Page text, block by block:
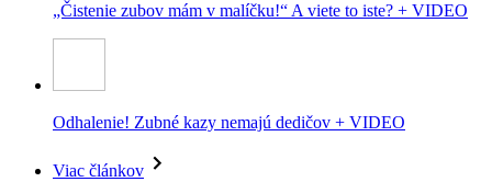
„Čistenie zubov mám v malíčku!“ A viete to iste? + VIDEO
Odhalenie! Zubné kazy nemajú dedičov + VIDEO
Viac článkov